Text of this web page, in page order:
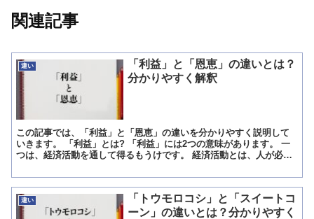
関連記事
違い
「利益」と「恩恵」の違いとは？
分かりやすく解釈
この記事では、「利益」と「恩恵」の違いを分かりやすく説明して
いきます。 「利益」とは? 「利益」には2つの意味があります。 一
つは、経済活動を通して得るもうけです。 経済活動とは、人が必要
違い
「トウモロコシ」と「スイートコ
ーン」の違いとは？分かりやすく